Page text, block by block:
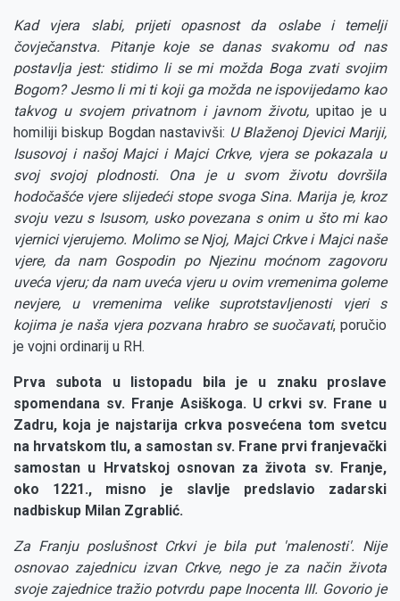
Kad vjera slabi, prijeti opasnost da oslabe i temelji
čovječanstva. Pitanje koje se danas svakomu od nas
postavlja jest: stidimo li se mi možda Boga zvati svojim
Bogom? Jesmo li mi ti koji ga možda ne ispovijedamo kao
takvog u svojem privatnom i javnom životu, upitao je u
homiliji biskup Bogdan nastavivši: U Blaženoj Djevici Mariji,
Isusovoj i našoj Majci i Majci Crkve, vjera se pokazala u
svoj svojoj plodnosti. Ona je u svom životu dovršila
hodočašće vjere slijedeći stope svoga Sina. Marija je, kroz
svoju vezu s Isusom, usko povezana s onim u što mi kao
vjernici vjerujemo. Molimo se Njoj, Majci Crkve i Majci naše
vjere, da nam Gospodin po Njezinu moćnom zagovoru
uveća vjeru; da nam uveća vjeru u ovim vremenima goleme
nevjere, u vremenima velike suprotstavljenosti vjeri s
kojima je naša vjera pozvana hrabro se suočavati, poručio
je vojni ordinarij u RH.
Prva subota u listopadu bila je u znaku proslave
spomendana sv. Franje Asiškoga. U crkvi sv. Frane u
Zadru, koja je najstarija crkva posvećena tom svetcu
na hrvatskom tlu, a samostan sv. Frane prvi franjevački
samostan u Hrvatskoj osnovan za života sv. Franje,
oko 1221., misno je slavlje predslavio zadarski
nadbiskup Milan Zgrablić.
Za Franju poslušnost Crkvi je bila put 'malenosti'. Nije
osnovao zajednicu izvan Crkve, nego je za način života
svoje zajednice tražio potvrdu pape Inocenta III. Govorio je